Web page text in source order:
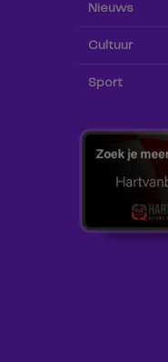
Nieuws
Cultuur
Sport